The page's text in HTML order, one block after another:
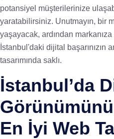
potansiyel müşterilerinize
yaratabilirsiniz. Unutmayın, bir
yaşayacak, ardından markanıza
İstanbul'daki dijital başarınızın
tasarımında saklı.
İstanbul’da
En İyi Web